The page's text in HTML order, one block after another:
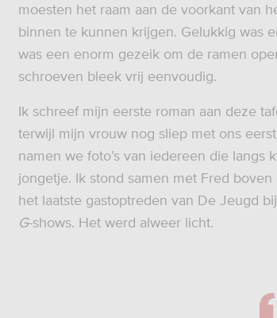
moesten het raam aan de voorkant van
binnen te kunnen krijgen. Gelukkig was
was een enorm gezeik om de ramen
schroeven bleek vrij eenvoudig.
Ik schreef mijn eerste roman aan deze
terwijl mijn vrouw nog sliep met ons
namen we foto’s van iedereen die langs
jongetje. Ik stond samen met Fred
het laatste gastoptreden van De Jeugd
G-shows. Het werd alweer licht.